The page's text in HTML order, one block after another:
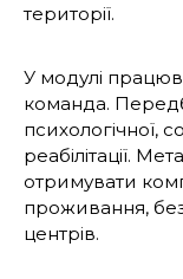
території.
У модулі
команда.
психологічної,
реабілітації.
отримувати
проживання, без
центрів.